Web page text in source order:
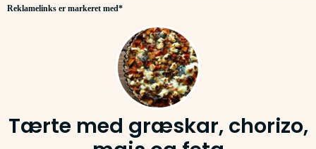
Reklamelinks er markeret med*
Tærte med græskar, chorizo,